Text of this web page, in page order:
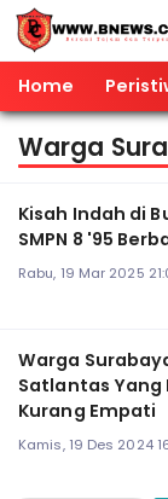
Home
Warga
Kisah Indah di
SMPN 8 '95
Rabu, 19 Mar 2025
Warga
Satlantas Yang
Kurang Empati
Kamis, 19 Des 2024